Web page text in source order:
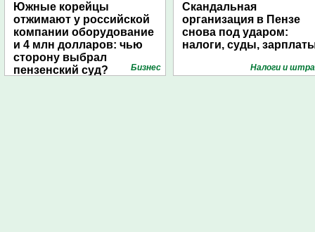
Южные корейцы
отжимают у российской
компании оборудование
и 4 млн долларов: чью
сторону выбрал
пензенский суд?
Бизнес
Скандальная
организация в Пензе
снова под ударом:
налоги, суды,
Налоги и